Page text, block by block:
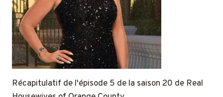
Récapitulatif de l'épisode 5 de la saison 20 de Real